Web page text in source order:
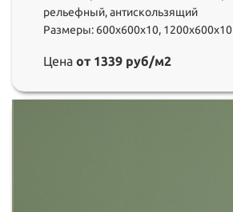
рельефный, антискользящий
Размеры: 600х600х10, 1200х600х10
Цена от 1339 руб/м2